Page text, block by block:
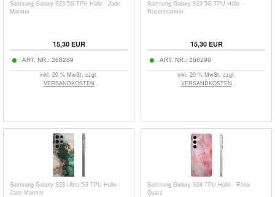
Samsung Galaxy S23 5G TPU Hülle - Jade
Marmor
15,30 EUR
ART. NR.: 268289
inkl. 20 % MwSt. zzgl.
VERSANDKOSTEN
Samsung Galaxy S23 5G TPU Hülle -
Rosenmarmor
15,30 EUR
ART. NR.: 268299
inkl. 20 % MwSt. zzgl.
VERSANDKOSTEN
Samsung Galaxy S23 Ultra 5G TPU Hülle -
Jade Marmor
Samsung Galaxy S24 TPU Hülle - Rosa
Quarz